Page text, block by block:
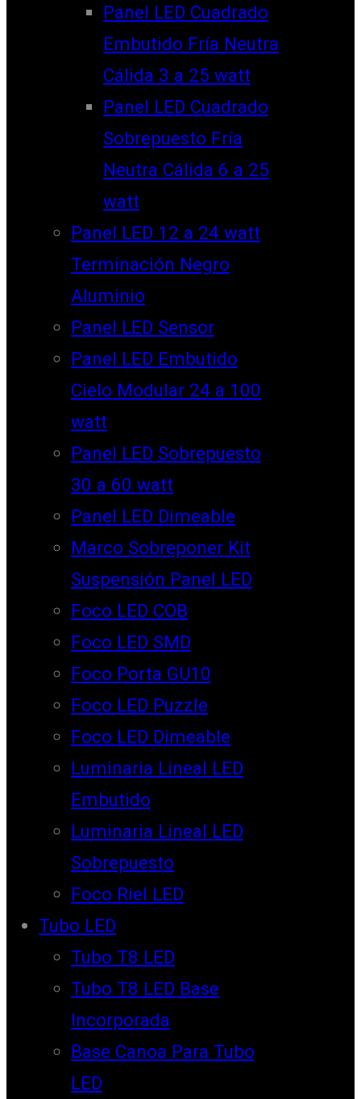
Panel LED Cuadrado
Embutido Fría Neutra
Cálida 3 a 25 watt
Panel LED Cuadrado
Sobrepuesto Fría
Neutra Cálida 6 a 25
watt
Panel LED 12 a 24 watt
Terminación Negro
Aluminio
Panel LED Sensor
Panel LED Embutido
Cielo Modular 24 a 100
watt
Panel LED Sobrepuesto
30 a 60 watt
Panel LED Dimeable
Marco Sobreponer Kit
Suspensión Panel LED
Foco LED COB
Foco LED SMD
Foco Porta GU10
Foco LED Puzzle
Foco LED Dimeable
Luminaria Lineal LED
Embutido
Luminaria Lineal LED
Sobrepuesto
Foco Riel LED
Tubo LED
Tubo T8 LED
Tubo T8 LED Base
Incorporada
Base Canoa Para Tubo
LED